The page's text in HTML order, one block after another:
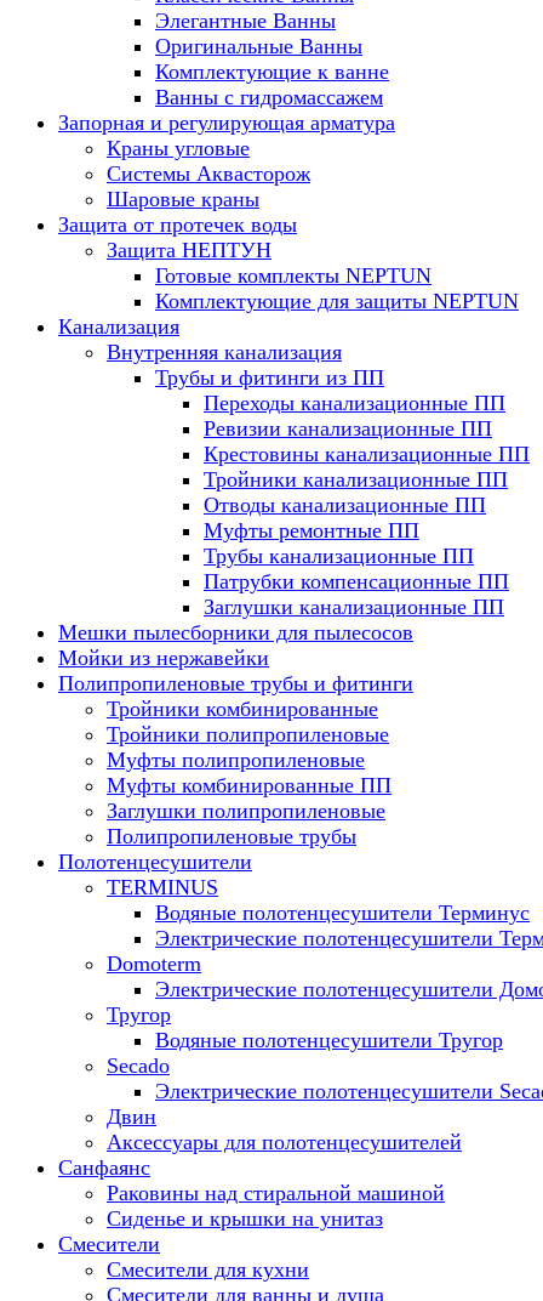
Элегантные Ванны
Оригинальные Ванны
Комплектующие к ванне
Ванны с гидромассажем
Запорная и регулирующая арматура
Краны угловые
Системы Аквасторож
Шаровые краны
Защита от протечек воды
Защита НЕПТУН
Готовые комплекты NEPTUN
Комплектующие для защиты NEPTUN
Канализация
Внутренняя канализация
Трубы и фитинги из ПП
Переходы канализационные ПП
Ревизии канализационные ПП
Крестовины канализационные ПП
Тройники канализационные ПП
Отводы канализационные ПП
Муфты ремонтные ПП
Трубы канализационные ПП
Патрубки компенсационные ПП
Заглушки канализационные ПП
Мешки пылесборники для пылесосов
Мойки из нержавейки
Полипропиленовые трубы и фитинги
Тройники комбинированные
Тройники полипропиленовые
Муфты полипропиленовые
Муфты комбинированные ПП
Заглушки полипропиленовые
Полипропиленовые трубы
Полотенцесушители
TERMINUS
Водяные полотенцесушители Терминус
Электрические полотенцесушители
Domoterm
Электрические полотенцесушители
Тругор
Водяные полотенцесушители Тругор
Secado
Электрические полотенцесушители
Двин
Аксессуары для полотенцесушителей
Санфаянс
Раковины над стиральной машиной
Сиденье и крышки на унитаз
Смесители
Смесители для кухни
Смесители для ванны и душа